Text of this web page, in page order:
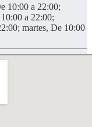
10:00 a 22:00;
a 22:00;
martes, De 10:00